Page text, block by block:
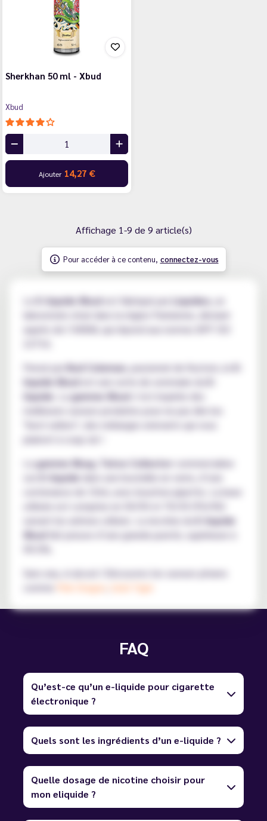
Sherkhan 50 ml - Xbud
Xbud
Ajouter 14,27 €
Affichage 1-9 de 9 article(s)
Pour accéder à ce contenu, connectez-vous
E-liquide Xbudest fabriqué par Liquideo
laboratoire situé dans la région Parisienne, déclaré
Pensé parBud Coleman, passionné de Kustom, le
liquide Xbud
liquide
gamme Xbud
"best-sellers", des mélanges enivrants qui vous
plairont à coup sûr !
Lagamme Xbug, Tatoo Collector
commercialise
E-liquide
contenance de 15ml, avec bouchon pipette. La base
utilisée est comprise en 50/50 et 70/30 (PG/VG)
E-liquide
Xbud
fait preuve d’une grande pureté, supérieure à
Sans eau, ni alcool ! Découvrez les saveurs phares
Pink Dragon
FAQ
Qu’est-ce qu’un e-liquide pour cigarette
électronique ?
Quels sont les ingrédients d’un e-liquide ?
Quelle dosage de nicotine choisir pour
mon eliquide ?